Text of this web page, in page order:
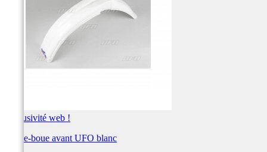
Exclusivité web !
Garde-boue avant UFO blanc